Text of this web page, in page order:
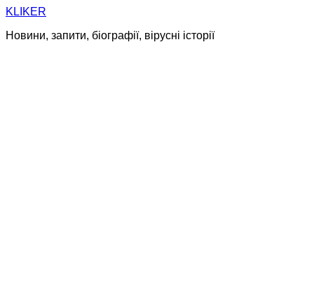
Skip
content
KLIKER
Новини, запити, біографії, вірусні історії